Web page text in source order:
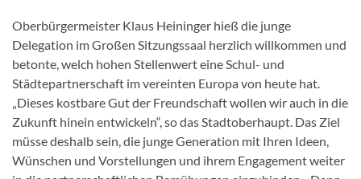
Oberbürgermeister Klaus Heininger hieß die junge
Delegation im Großen Sitzungssaal herzlich willkommen und
betonte, welch hohen Stellenwert eine Schul- und
Städtepartnerschaft im vereinten Europa von heute hat.
„Dieses kostbare Gut der Freundschaft wollen wir auch in die
Zukunft hinein entwickeln“, so das Stadtoberhaupt. Das Ziel
müsse deshalb sein, die junge Generation mit Ihren Ideen,
Wünschen und Vorstellungen und ihrem Engagement weiter